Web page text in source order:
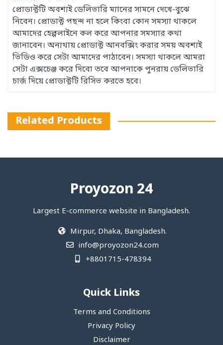
প্রোডাক্টটি অবশ্যই ডেলিভারি ম্যানের সামনে দেখে-বুঝে
নিবেন। প্রোডাক্ট পছন্দ না হলে কিংবা কোন সমস্যা থাকলে
আমাদের হেল্পলাইনে কল করে আপনার সমস্যার কথা
জানাবেন। অন্যথায় প্রোডাক্ট আনবক্সিং করার সময় অবশ্যই
ভিডিও করে সেটা আমাদের পাঠাবেন। সমস্যা থাকলে আমরা
সেটা এক্সচেঞ্জ করে দিবো তবে আপনাকে পুনরায় ডেলিভারি
চার্জ দিয়ে প্রোডাক্টটি রিসিভ করতে হবে।
Related Products
Proyozon 24
Largest E-commerce website in Bangladesh.
Mirpur, Dhaka, Bangladesh.
info@proyozon24.com
+8801715-478394
Quick Links
Terms and Conditions
Privacy Policy
Disclaimer